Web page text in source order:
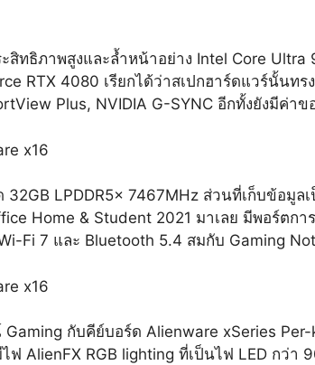
สิทธิภาพสูงและล้ำหน้าอย่าง Intel Core
RTX 4080 เรียกได้ว่าสเปกฮาร์ดแวร์นั้น
Plus, NVIDIA G-SYNC อีกทั้งยังมีค่าข
LPDDR5x 7467MHz ส่วนที่เก็บข้อมูล
Home & Student 2021 มาเลย มีพอร์ต
Fi 7 และ Bluetooth 5.4 สมกับ Gaming
กับคีย์บอร์ด Alienware xSeries
ฟ AlienFX RGB lighting ที่เป็นไฟ LED กว่